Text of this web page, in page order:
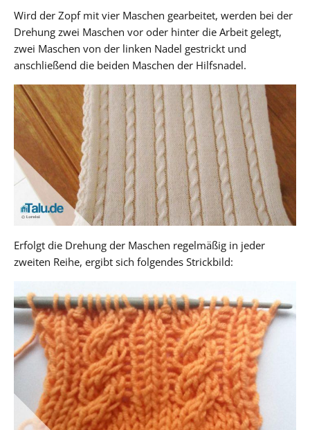
Wird der Zopf mit vier Maschen gearbeitet, werden bei der
Drehung zwei Maschen vor oder hinter die Arbeit gelegt,
zwei Maschen von der linken Nadel gestrickt und
anschließend die beiden Maschen der Hilfsnadel.
Erfolgt die Drehung der Maschen regelmäßig in jeder
zweiten Reihe, ergibt sich folgendes Strickbild: